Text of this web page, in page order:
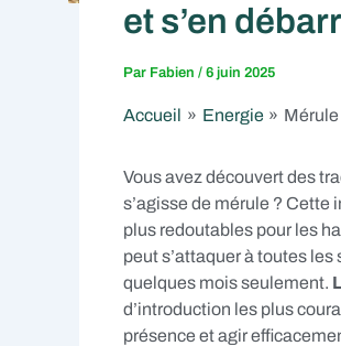
et s’en
Par Fabien / 6 juin 2025
Accueil Energie Mérule
Vous avez découvert des
s’agisse de mérule ? Cette
plus redoutables pour les
peut s’attaquer à toutes
quelques mois seulement.
d’introduction les plus
présence et agir